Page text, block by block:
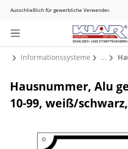
Ausschließlich für gewerbliche Verwender.
Informationssysteme
Hausnummer, Alu
10-99, weiß/